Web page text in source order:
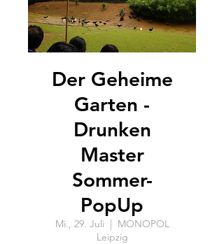
Der Geheime
Garten -
Drunken
Master
Sommer-
PopUp
Mi., 29. Juli
  |
MONOPOL
Leipzig